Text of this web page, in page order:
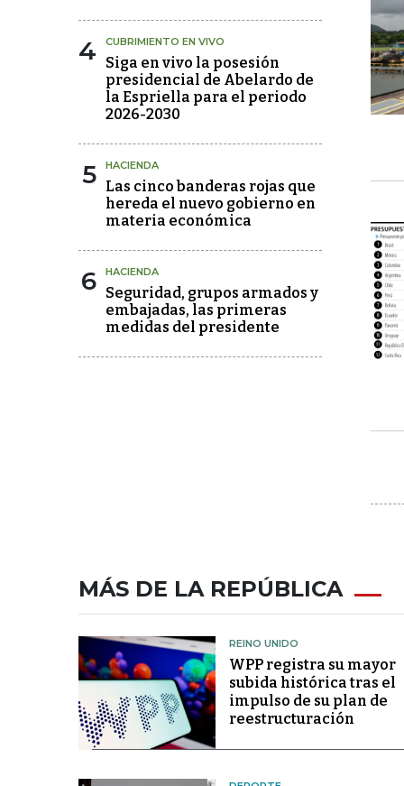
4 CUBRIMIENTO EN VIVO
Siga en vivo la posesión
presidencial de Abelardo de
la Espriella para el periodo
2026-2030
5 HACIENDA
Las cinco banderas rojas que
hereda el nuevo gobierno en
materia económica
6 HACIENDA
Seguridad, grupos armados y
embajadas, las primeras
medidas del presidente
MÁS DE LA REPÚBLICA
REINO UNIDO
WPP registra su mayor
subida histórica tras el
impulso de su plan de
reestructuración